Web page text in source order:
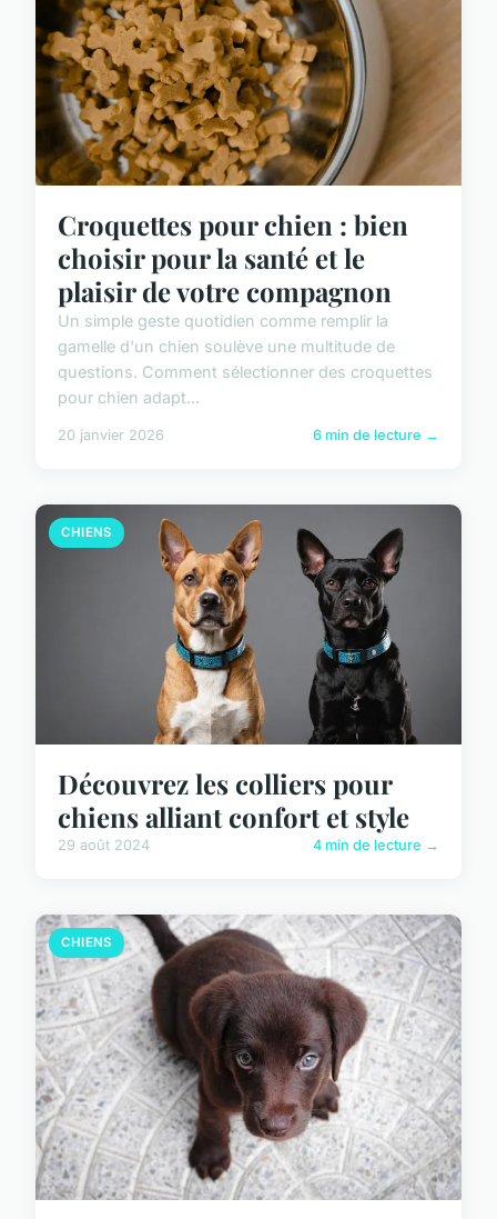
Croquettes pour chien : bien
choisir pour la santé et le
plaisir de votre compagnon
Un simple geste quotidien comme remplir la
gamelle d'un chien soulève une multitude de
questions. Comment sélectionner des croquettes
pour chien adapt...
20 janvier 2026 6 min de lecture →
CHIENS
Découvrez les colliers pour
chiens alliant confort et style
29 août 2024 4 min de lecture →
CHIENS